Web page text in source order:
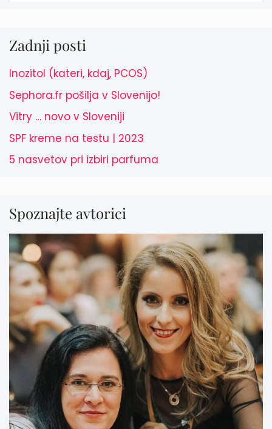
Zadnji posti
Inozitol (kateri, kdaj, PCOS)
Sephora.fr pošilja v Slovenijo!
Vitry … novo v Sloveniji
SPF kreme na testu | 2023
5 nasvetov pri izbiri parfuma
Spoznajte avtorici